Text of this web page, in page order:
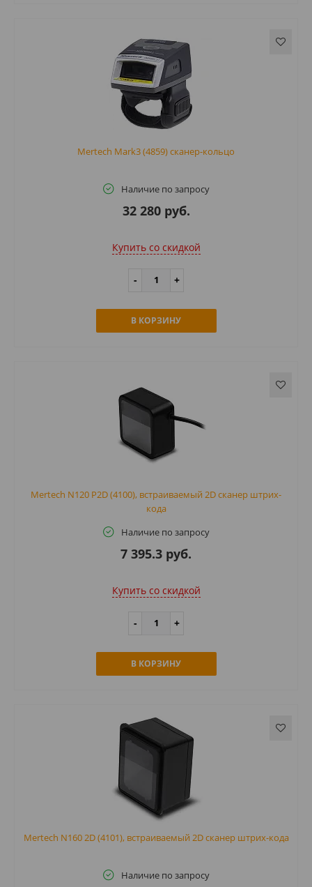
Mertech Mark3 (4859) сканер-кольцо
Наличие по запросу
32 280 руб.
Купить cо скидкой
В КОРЗИНУ
Mertech N120 P2D (4100), встраиваемый 2D сканер штрих-
кода
Наличие по запросу
7 395.3 руб.
Купить cо скидкой
В КОРЗИНУ
Mertech N160 2D (4101), встраиваемый 2D сканер штрих-кода
Наличие по запросу